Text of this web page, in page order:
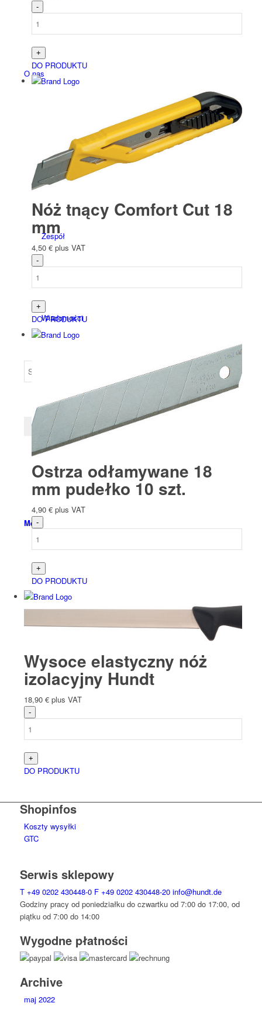
O nas
Kontakt
Zespół
Wiadomości
Menu
DO PRODUKTU
Nóż tnący Comfort Cut 18
mm
4,50 € plus VAT
DO PRODUKTU
Ostrza odłamywane 18
mm pudełko 10 szt.
4,90 € plus VAT
DO PRODUKTU
Wysoce elastyczny nóż
izolacyjny Hundt
18,90 € plus VAT
DO PRODUKTU
Shopinfos
Koszty wysyłki
GTC
Serwis sklepowy
T +49 0202 430448-0 F +49 0202 430448-20 info@hundt.de
Godziny pracy od poniedziałku do czwartku od 7:00 do 17:00, od
piątku od 7:00 do 14:00
Wygodne płatności
Archive
maj 2022